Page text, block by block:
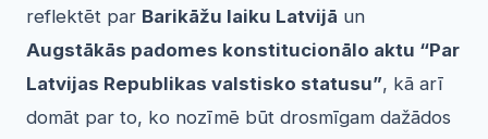
reflektēt par Barikāžu laiku Latvijā un
Augstākās padomes konstitucionālo aktu “Par
Latvijas Republikas valstisko statusu”, kā arī
domāt par to, ko nozīmē būt drosmīgam dažādos